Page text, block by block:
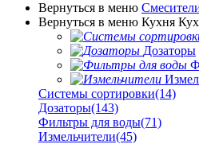
Вернуться в меню
Вернуться в меню Кухня
Дозаторы
Системы сортировки(14)
Дозаторы(143)
Фильтры для воды(71)
Измельчители(45)